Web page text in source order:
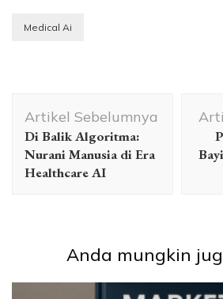
Medical Ai
Artikel
Artikel Sebelumnya
Di Balik Algoritma:
Nurani Manusia di Era
Healthcare AI
Anda mungkin